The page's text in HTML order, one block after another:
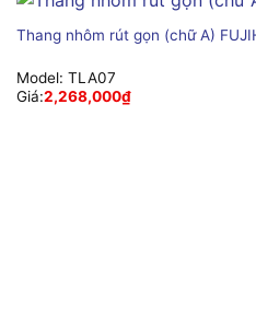
Thang nhôm rút gọn (chữ A)
Model: TLA07
Giá:2,268,000₫